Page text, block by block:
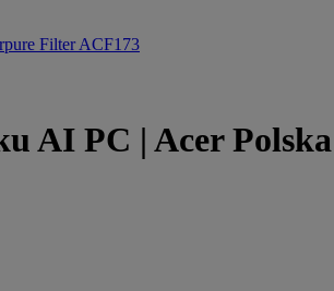
Filter ACF173
AI PC | Acer Polska